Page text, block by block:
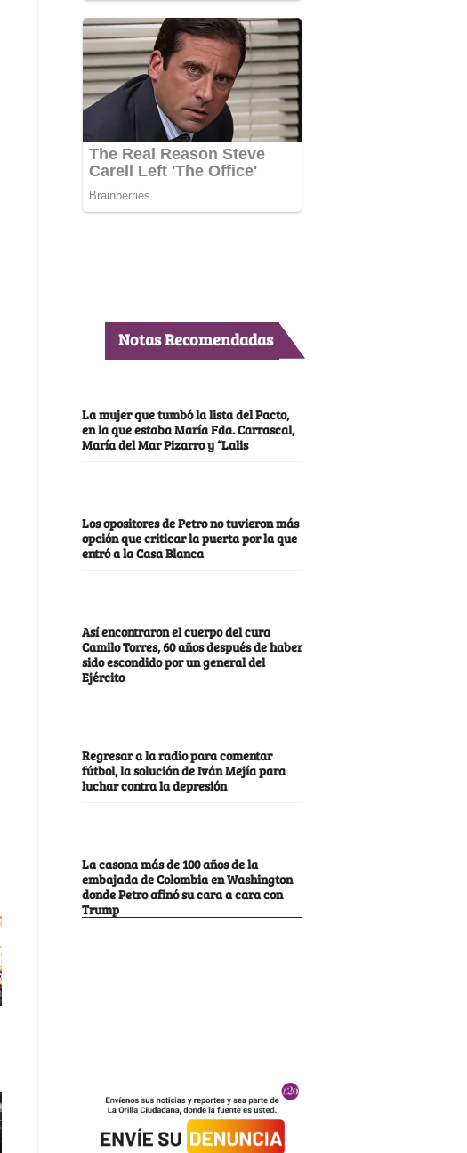
Notas Recomendadas
La mujer que tumbó la lista del Pacto,
en la que estaba María Fda. Carrascal,
María del Mar Pizarro y “Lalis
Los opositores de Petro no tuvieron más
opción que criticar la puerta por la que
entró a la Casa Blanca
Así encontraron el cuerpo del cura
Camilo Torres, 60 años después de haber
sido escondido por un general del
Ejército
Regresar a la radio para comentar
fútbol, la solución de Iván Mejía para
luchar contra la depresión
La casona más de 100 años de la
embajada de Colombia en Washington
donde Petro afinó su cara a cara con
Trump